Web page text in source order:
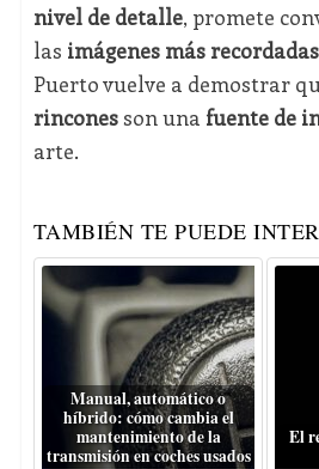
nivel de detalle, promete
las imágenes más recordadas
Puerto vuelve a demostrar
rinconesson una fuente de
arte.
TAMBIÉN TE PUEDE
Manual, automático o
híbrido: cómo cambia el
mantenimiento de la
transmisión en coches usados
El